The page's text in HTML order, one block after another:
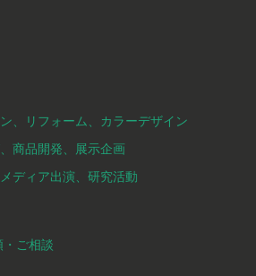
、リフォーム、カラーデザイン
商品開発、展示企画
ディア出演、研究活動
ご相談